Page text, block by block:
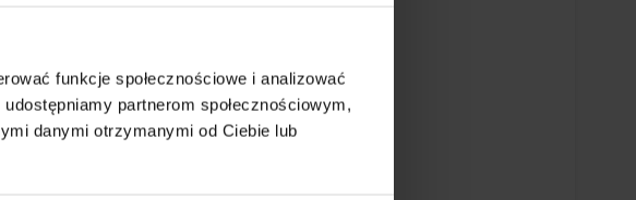
funkcje społecznościowe i analizować
partnerom społecznościowym,
danymi otrzymanymi od Ciebie lub